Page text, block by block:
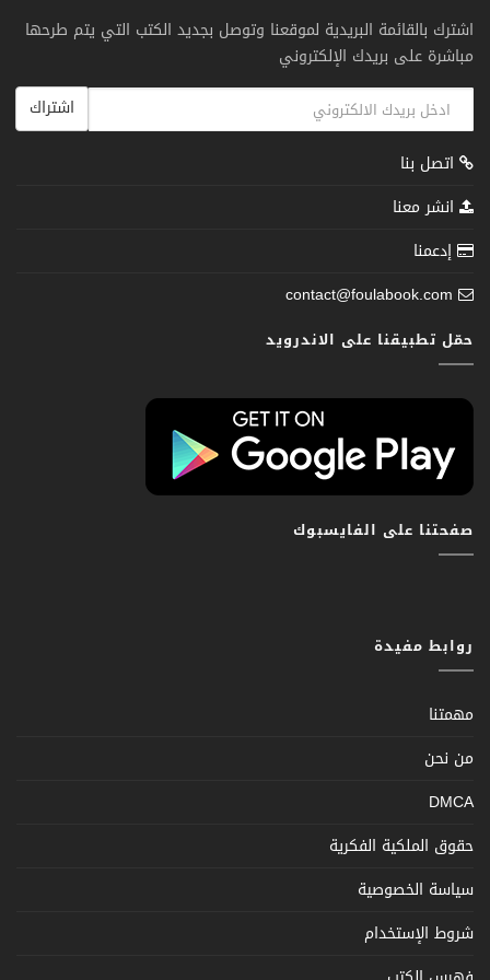
اشترك بالقائمة البريدية لموقعنا وتوصل بجديد الكتب التي يتم طرحها
مباشرة على بريدك الإلكتروني
اشتراك
اتصل بنا
انشر معنا
إدعمنا
contact@foulabook.com
حمّل تطبيقنا على الاندرويد
صفحتنا على الفايسبوك
روابط مفيدة
مهمتنا
من نحن
DMCA
حقوق الملكية الفكرية
سياسة الخصوصية
شروط الإستخدام